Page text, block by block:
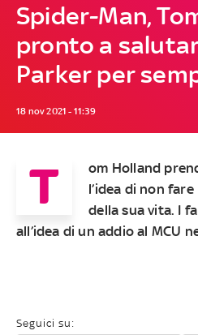
Spider-Man,
pronto a
Parker per
18 nov 2021 - 11:39
T
om Holland
l’idea di non
della sua vita. I
all’idea di un addio al MCU
Seguici su: